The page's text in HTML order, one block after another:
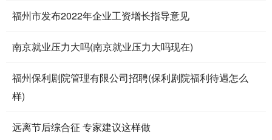
福州市发布2022年企业工资增长指导意见
南京就业压力大吗(南京就业压力大吗现在)
福州保利剧院管理有限公司招聘(保利剧院福利待遇怎么
样)
远离节后综合征 专家建议这样做